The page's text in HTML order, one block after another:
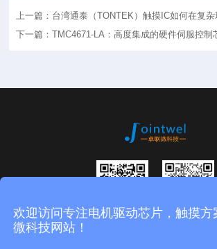
上一篇：台湾通泰（TONTEK）触摸IC如何在复
下一篇：TMC4671-LA：高度集成的硬件伺服控制
扫码进入公众
微信二维码
欢迎访问专注电机驱动芯片，触摸方
微科技网站！